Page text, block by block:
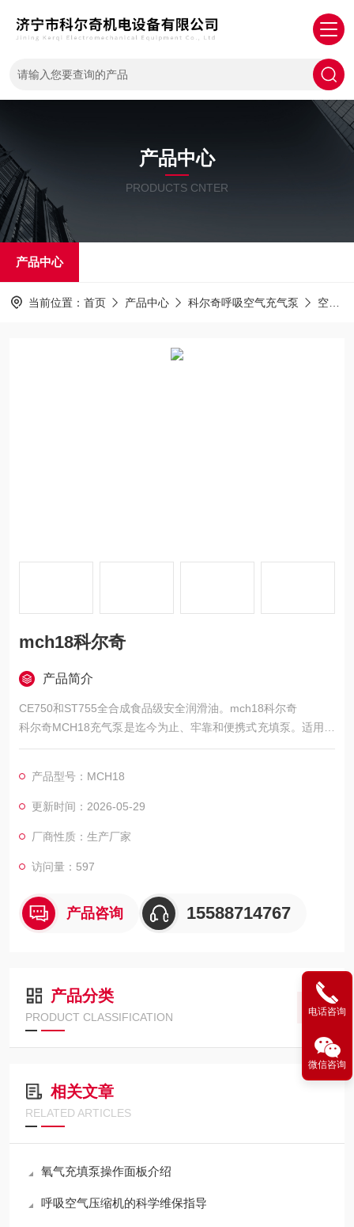
产品中心
PRODUCTS CNTER
产品中心
当前位置： 首页 产品中心 科尔奇呼吸空气充气泵 空气压缩机
mch18科尔奇
产品简介
CE750和ST755全合成食品级安全润滑油。mch18科尔奇
科尔奇MCH18充气泵是迄今为止、牢靠和便携式充填泵。适用于
对重量和空间要求较高的领域（如潜水、射击、游艇、轮船、消
护、维修，意大利科尔奇充气泵将长年为您提供更高质量的压缩
空气。意大利科尔奇进口品牌，返修率低，价格适中，是正压式
产品型号：MCH18
更新时间：2026-05-29
厂商性质：生产厂家
访问量：597
产品咨询 15588714767
产品分类
PRODUCT CLASSIFICATION
相关文章
RELATED ARTICLES
氧气充填泵操作面板介绍
呼吸空气压缩机的科学维保指导
电话咨询
微信咨询